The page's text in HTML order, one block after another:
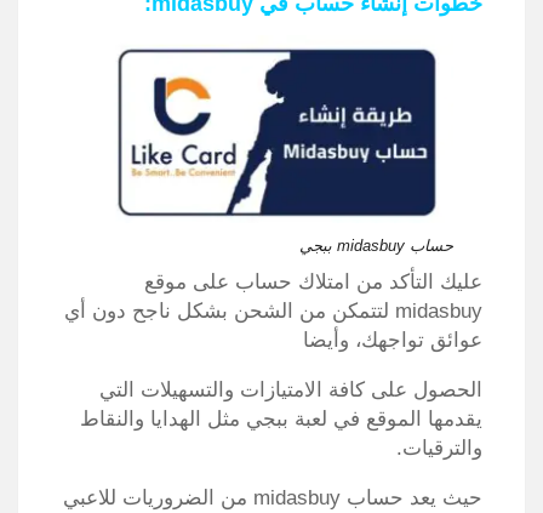
حساب midasbuy ببجي
عليك التأكد من امتلاك حساب على موقع
midasbuy لتتمكن من الشحن بشكل ناجح دون أي
عوائق تواجهك، وأيضا
الحصول على كافة الامتيازات والتسهيلات التي
يقدمها الموقع في لعبة ببجي مثل الهدايا والنقاط
والترقيات.
حيث يعد حساب midasbuy من الضروريات للاعبي